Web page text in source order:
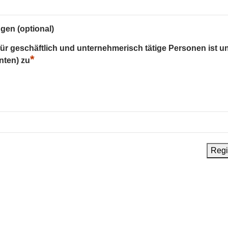
(optional)
geschäftlich und unternehmerisch tätige Personen ist
zu*